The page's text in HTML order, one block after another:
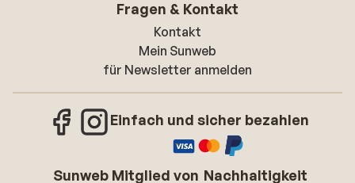
Fragen & Kontakt
Kontakt
Mein Sunweb
für Newsletter anmelden
Einfach und sicher bezahlen
Sunweb Mitglied von Nachhaltigkeit